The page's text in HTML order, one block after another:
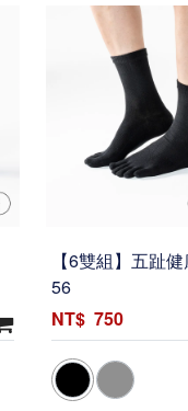
【6雙組】五趾
56
750